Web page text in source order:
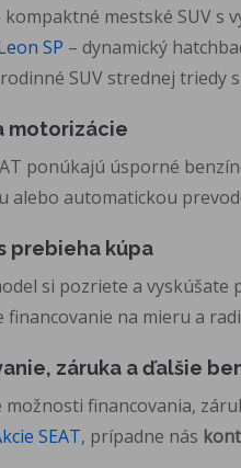
kompaktné mestské SUV s
SP – dynamický
SUV strednej triedy
motorizácie
ponúkajú úsporné
alebo automatickou
prebieha kúpa
si pozriete a vyskúšate
financovanie na mieru a
záruka a ďalšie
financovania,
SEAT, prípadne nás